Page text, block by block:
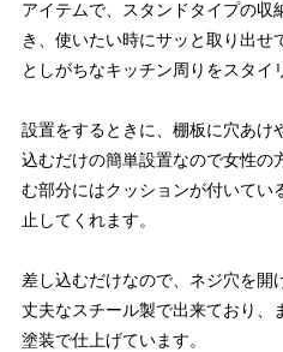
アイテムで、スタンドタイプの収
き、使いたい時にサッと取り出せ
としがちなキッチン周りをスタイ
設置をするときに、棚板に穴あけ
込むだけの簡単設置なので女性の
む部分にはクッションが付いてい
止してくれます。
差し込むだけなので、ネジ穴を開
丈夫なスチール製で出来ており、
塗装で仕上げています。